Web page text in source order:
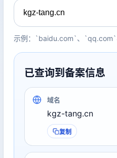
示例：`baidu.com`、
已查询到备案信息
域名
kgz-tang.cn
复制